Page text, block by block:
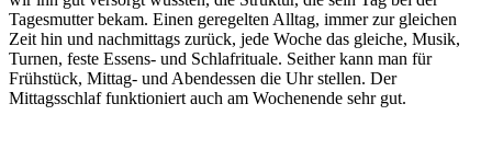
Tagesmutter bekam. Einen geregelten Alltag, immer zur gleichen
Zeit hin und nachmittags zurück, jede Woche das gleiche, Musik,
Turnen, feste Essens- und Schlafrituale. Seither kann man für
Frühstück, Mittag- und Abendessen die Uhr stellen. Der
Mittagsschlaf funktioniert auch am Wochenende sehr gut.